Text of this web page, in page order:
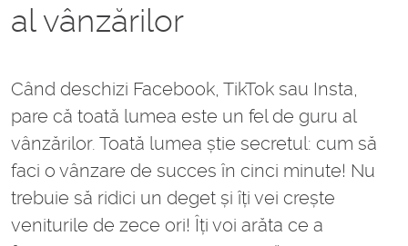
al vânzărilor
Când deschizi Facebook, TikTok sau Insta,
pare că toată lumea este un fel de guru al
vânzărilor. Toată lumea știe secretul: cum să
faci o vânzare de succes în cinci minute! Nu
trebuie să ridici un deget și îți vei crește
veniturile de zece ori! Îți voi arăta ce a